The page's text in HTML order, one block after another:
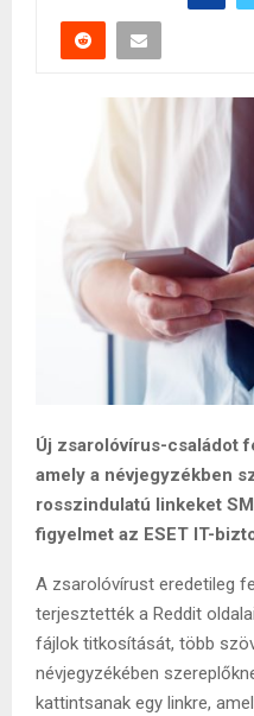
Új zsarolóvírus-családot
amely a névjegyzékben
rosszindulatú linkeket
figyelmet az ESET IT-
A zsarolóvírust eredetileg
terjesztették a Reddit
fájlok titkosítását, több
névjegyzékében
kattintsanak egy linkre,